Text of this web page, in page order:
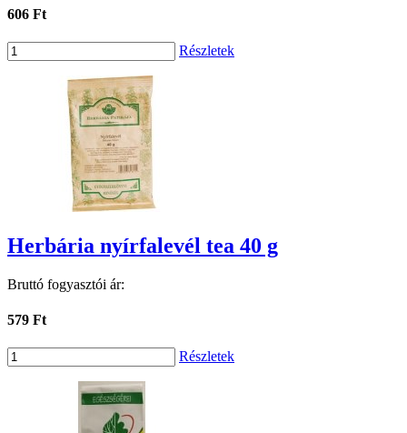
606 Ft
Részletek
Herbária nyírfalevél tea 40 g
Bruttó fogyasztói ár:
579 Ft
Részletek